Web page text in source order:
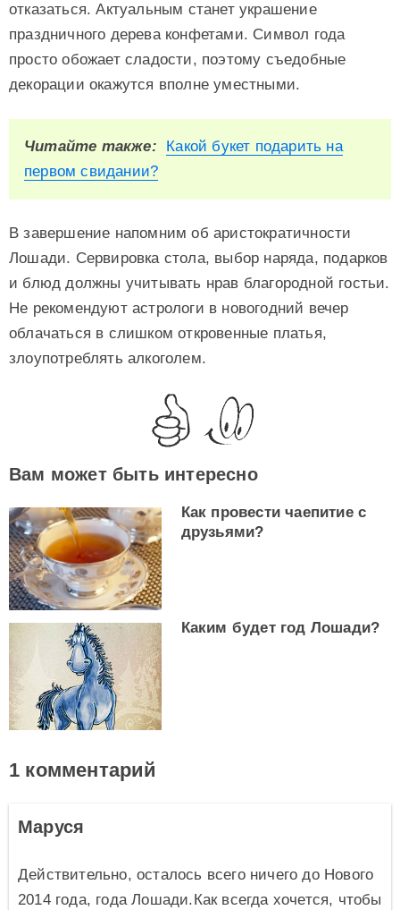
отказаться. Актуальным станет украшение
праздничного дерева конфетами. Символ года
просто обожает сладости, поэтому съедобные
декорации окажутся вполне уместными.
Читайте также:
Какой букет подарить на
первом свидании?
В завершение напомним об аристократичности
Лошади. Сервировка стола, выбор наряда, подарков
и блюд должны учитывать нрав благородной гостьи.
Не рекомендуют астрологи в новогодний вечер
облачаться в слишком откровенные платья,
злоупотреблять алкоголем.
Вам может быть интересно
Как провести чаепитие с
друзьями?
Каким будет год Лошади?
1 комментарий
Маруся
Действительно, осталось всего ничего до Нового
2014 года, года Лошади.Как всегда хочется, чтобы